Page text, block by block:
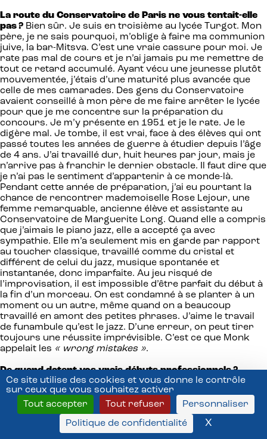
Ce site utilise des cookies et vous donne le contrôle
sur ceux que vous souhaitez activer
Tout accepter
Tout refuser
Personnaliser
Politique de confidentialité
X
La route du Conservatoire de Paris ne vous tentait-elle
pas ? Bien sûr. Je suis en troisième au lycée Turgot. Mon
père, je ne sais pourquoi, m’oblige à faire ma communion
juive, la bar-Mitsva. C’est une vraie cassure pour moi. Je
rate pas mal de cours et je n’ai jamais pu me remettre de
tout ce retard accumulé. Ayant vécu une jeunesse plutôt
mouvementée, j’étais d’une maturité plus avancée que
celle de mes camarades. Des gens du Conservatoire
avaient conseillé à mon père de me faire arrêter le lycée
pour que je me concentre sur la préparation du
concours. Je m’y présente en 1951 et je le rate. Je le
digère mal. Je tombe, il est vrai, face à des élèves qui ont
passé toutes les années de guerre à étudier depuis l’âge
de 4 ans. J’ai travaillé dur, huit heures par jour, mais je
n’arrive pas à franchir le dernier obstacle. Il faut dire que
je n’ai pas le sentiment d’appartenir à ce monde-là.
Pendant cette année de préparation, j’ai eu pourtant la
chance de rencontrer mademoiselle Rose Lejour, une
femme remarquable, ancienne élève et assistante au
Conservatoire de Marguerite Long. Quand elle a compris
que j’aimais le piano jazz, elle a accepté ça avec
sympathie. Elle m’a seulement mis en garde par rapport
au toucher classique, travaillé comme du cristal et
différent de celui du jazz, musique spontanée et
instantanée, donc imparfaite. Au jeu risqué de
l’improvisation, il est impossible d’être parfait du début à
la fin d’un morceau. On est condamné à se planter à un
moment ou un autre, même quand on a beaucoup
travaillé en amont des petites phrases. J’aime le travail
de funambule qu’est le jazz. D’une erreur, on peut tirer
toujours une réussite imprévisible. C’est ce que Monk
appelait les « wrong mistakes ».
De quand datent vos vrais débuts professionnels ?
J’avais 17ans et j’étais encore au lycée. Je rencontre le
guitariste Marcel Bianchi qui, en panne de pianiste,
cherchait un remplaçant pour un gala à Salon de
Provence avec le batteur Mac Kac. J’accepte sans hésiter
et je pars en train sans prévenir mon père qui, affolé de
mon absence, alerte le commissaire de notre